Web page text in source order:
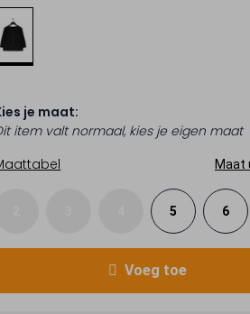
je maat:
item valt normaal, kies je eigen maat
Maat
5 6
Voeg toe